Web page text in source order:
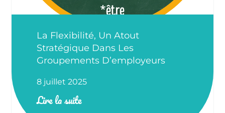
La Flexibilité, Un Atout
Stratégique Dans Les
Groupements D’employeurs
8 juillet 2025
Lire la suite